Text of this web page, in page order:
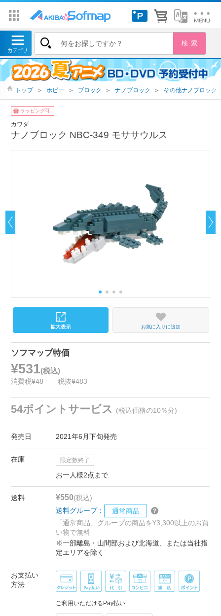
トップ ＞ ホビー ＞ ブロック ＞ ナノブロック ＞ その他ナノブロック
ラッピング可
カワダ
ナノブロック NBC-349 モササウルス
お気に入りに追加
ソフマップ特価
¥531(税込)
消費税¥48 税抜¥483
54ポイントサービス (税込価格の10％分)
発売日 2021年6月下旬発売
在庫 限定数終了
お一人様2点まで
送料 ¥550(税込)
送料グループ：
通常商品
「通常商品」グループの商品を¥3,300以上のお買
い物で無料
※一部離島・山間部および北海道、または当社指
定エリアを除く
お支払い
方法
ご利用いただけるPay払い